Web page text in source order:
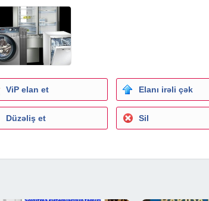
ViP elan et Elanı irəli çək
Düzəliş et Sil